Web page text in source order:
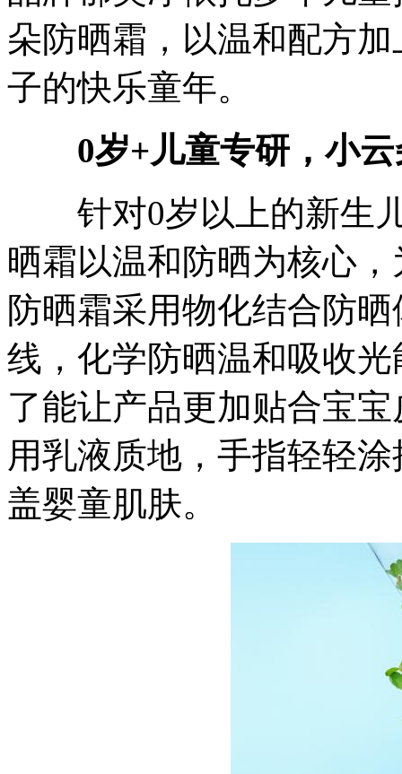
朵防晒霜，以温和配方
子的快乐童年。
0岁+儿童专研，小
针对0岁以上的新生儿
晒霜以温和防晒为核心
防晒霜采用物化结合防
线，化学防晒温和吸收
了能让产品更加贴合宝
用乳液质地，手指轻轻
盖婴童肌肤。